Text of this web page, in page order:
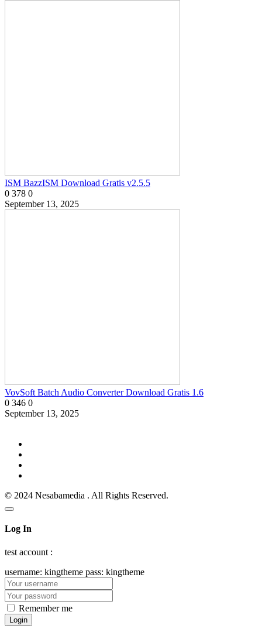
ISM BazzISM Download Gratis v2.5.5
0 378 0
September 13, 2025
VovSoft Batch Audio Converter Download Gratis 1.6
0 346 0
September 13, 2025
© 2024 Nesabamedia . All Rights Reserved.
Log In
test account :
username: kingtheme pass: kingtheme
Remember me